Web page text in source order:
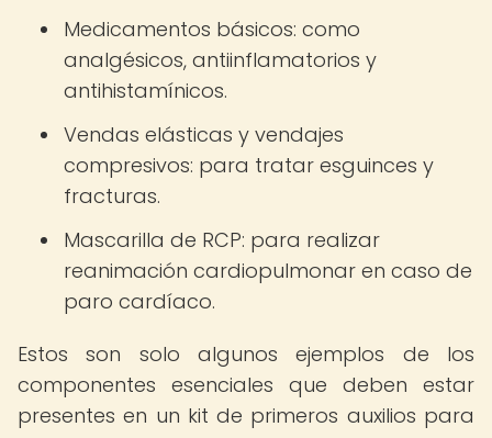
Medicamentos básicos: como
analgésicos, antiinflamatorios y
antihistamínicos.
Vendas elásticas y vendajes
compresivos: para tratar esguinces y
fracturas.
Mascarilla de RCP: para realizar
reanimación cardiopulmonar en caso de
paro cardíaco.
Estos son solo algunos ejemplos de los
componentes esenciales que deben estar
presentes en un kit de primeros auxilios para